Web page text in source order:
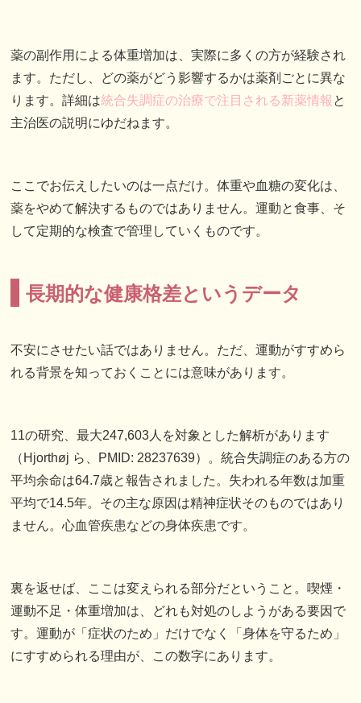
薬の副作用による体重増加は、実際に多くの方が経験され
ます。ただし、どの薬がどう影響するかは薬剤ごとに異な
ります。詳細は統合失調症の治療で注目される新薬情報 と
主治医の説明にゆだねます。
ここでお伝えしたいのは一点だけ。体重や血糖の変化は、
薬をやめて解決するものではありません。運動と食事、そ
して定期的な検査で管理していくものです。
長期的な健康格差というデータ
不安にさせたい話ではありません。ただ、運動がすすめら
れる背景を知っておくことには意味があります。
11の研究、最大247,603人を対象とした解析があります
（Hjorthøj ら、PMID: 28237639）。統合失調症のある方の
平均余命は64.7歳と報告されました。失われる年数は加重
平均で14.5年。その主な原因は精神症状そのものではあり
ません。心血管疾患などの身体疾患です。
裏を返せば、ここは変えられる部分だということ。喫煙・
運動不足・体重増加は、どれも対処のしようがある要因で
す。運動が「症状のため」だけでなく「身体を守るため」
にすすめられる理由が、この数字にあります。